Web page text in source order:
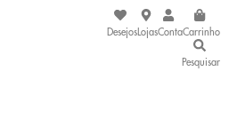
DesejosLojasContaCarrinho
Pesquisar